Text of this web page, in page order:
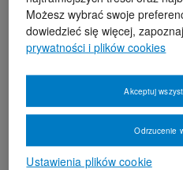
Możesz wybrać swoje
dowiedzieć się więcej,
prywatności i plików cookies
Ustawienia plików cookie
Odrzucenie
Akceptuj